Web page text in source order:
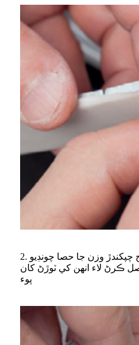
ڪرڻ لاء انهن کي ٽوڙڻ کان
پوء